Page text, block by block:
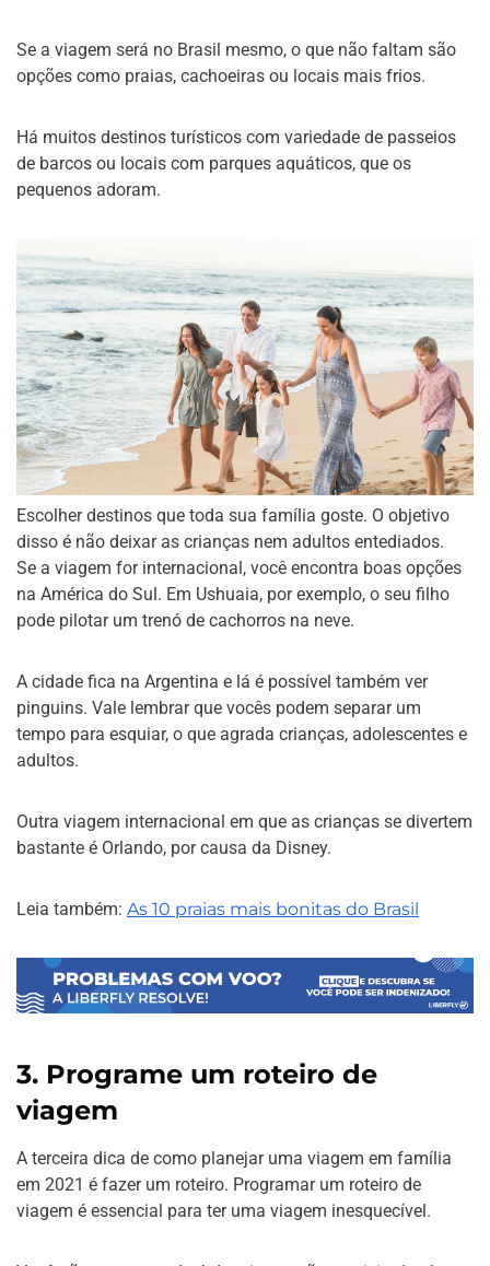
Se a viagem será no Brasil mesmo, o que não faltam são
opções como praias, cachoeiras ou locais mais frios.
Há muitos destinos turísticos com variedade de passeios
de barcos ou locais com parques aquáticos, que os
pequenos adoram.
Escolher destinos que toda sua família goste. O objetivo
disso é não deixar as crianças nem adultos entediados.
Se a viagem for internacional, você encontra boas opções
na América do Sul. Em Ushuaia, por exemplo, o seu filho
pode pilotar um trenó de cachorros na neve.
A cidade fica na Argentina e lá é possível também ver
pinguins. Vale lembrar que vocês podem separar um
tempo para esquiar, o que agrada crianças, adolescentes e
adultos.
Outra viagem internacional em que as crianças se divertem
bastante é Orlando, por causa da Disney.
Leia também: As 10 praias mais bonitas do Brasil
3. Programe um roteiro de
viagem
A terceira dica de como planejar uma viagem em família
em 2021 é fazer um roteiro. Programar um roteiro de
viagem é essencial para ter uma viagem inesquecível.